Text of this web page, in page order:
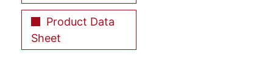
Product Data
Sheet